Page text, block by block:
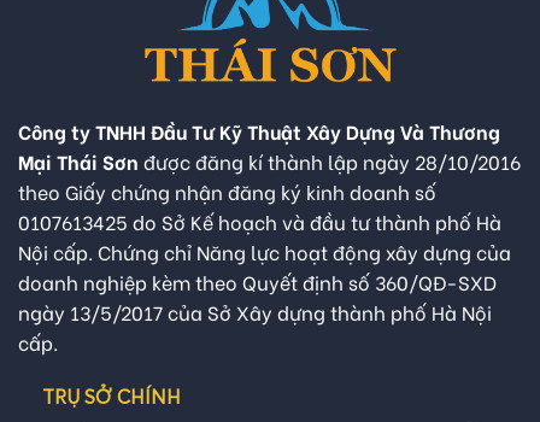
Công ty TNHH Đầu Tư Kỹ Thuật Xây Dựng Và Thương
Mại Thái Sơn được đăng kí thành lập ngày 28/10/2016
theo Giấy chứng nhận đăng ký kinh doanh số
0107613425 do Sở Kế hoạch và đầu tư thành phố Hà
Nội cấp. Chứng chỉ Năng lực hoạt động xây dựng của
doanh nghiệp kèm theo Quyết định số 360/QĐ-SXD
ngày 13/5/2017 của Sở Xây dựng thành phố Hà Nội
cấp.
TRỤ SỞ CHÍNH